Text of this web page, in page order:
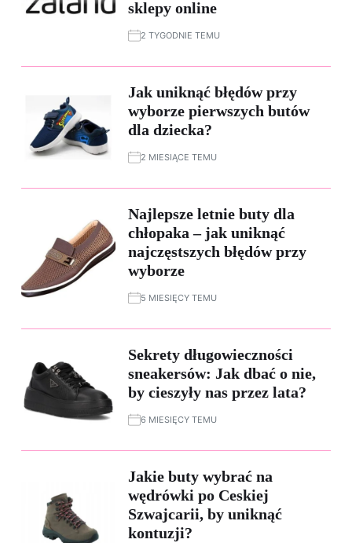
sklepy online
2 TYGODNIE TEMU
Jak uniknąć błędów przy
wyborze pierwszych butów
dla dziecka?
2 MIESIĄCE TEMU
Najlepsze letnie buty dla
chłopaka – jak uniknąć
najczęstszych błędów przy
wyborze
5 MIESIĘCY TEMU
Sekrety długowieczności
sneakersów: Jak dbać o nie,
by cieszyły nas przez lata?
6 MIESIĘCY TEMU
Jakie buty wybrać na
wędrówki po Ceskiej
Szwajcarii, by uniknąć
kontuzji?